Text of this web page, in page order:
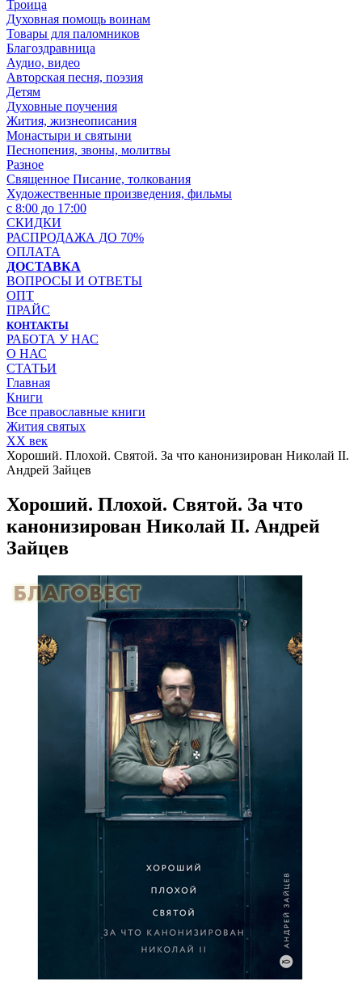
Троица
Духовная помощь воинам
Товары для паломников
Благоздравница
Аудио, видео
Авторская песня, поэзия
Детям
Духовные поучения
Жития, жизнеописания
Монастыри и святыни
Песнопения, звоны, молитвы
Разное
Священное Писание, толкования
Художественные произведения, фильмы
с 8:00 до 17:00
СКИДКИ
РАСПРОДАЖА ДО 70%
ОПЛАТА
ДОСТАВКА
ВОПРОСЫ И ОТВЕТЫ
ОПТ
ПРАЙС
КОНТАКТЫ
РАБОТА У НАС
О НАС
СТАТЬИ
Главная
Книги
Все православные книги
Жития святых
XX век
Хороший. Плохой. Святой. За что канонизирован Николай II.
Андрей Зайцев
Хороший. Плохой. Святой. За что
канонизирован Николай II. Андрей
Зайцев